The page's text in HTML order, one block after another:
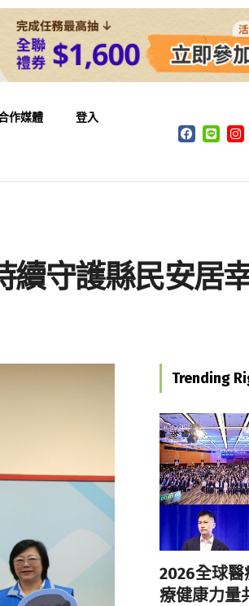
作媒體 登入
續守護縣民安居
Trending
2026全球
療健康力量